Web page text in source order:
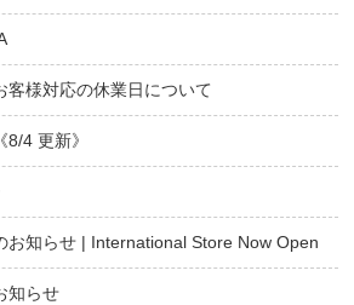
客様対応の休業日について
4 更新》
お知らせ | International Store Now Open
知らせ